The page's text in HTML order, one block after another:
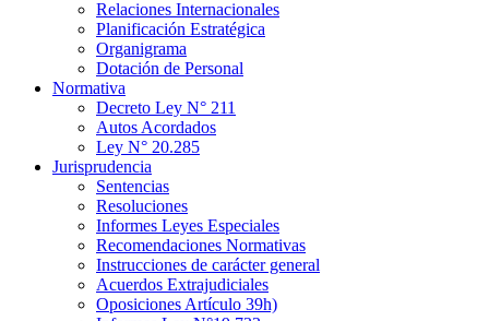
Relaciones Internacionales
Planificación Estratégica
Organigrama
Dotación de Personal
Normativa
Decreto Ley N° 211
Autos Acordados
Ley N° 20.285
Jurisprudencia
Sentencias
Resoluciones
Informes Leyes Especiales
Recomendaciones Normativas
Instrucciones de carácter general
Acuerdos Extrajudiciales
Oposiciones Artículo 39h)